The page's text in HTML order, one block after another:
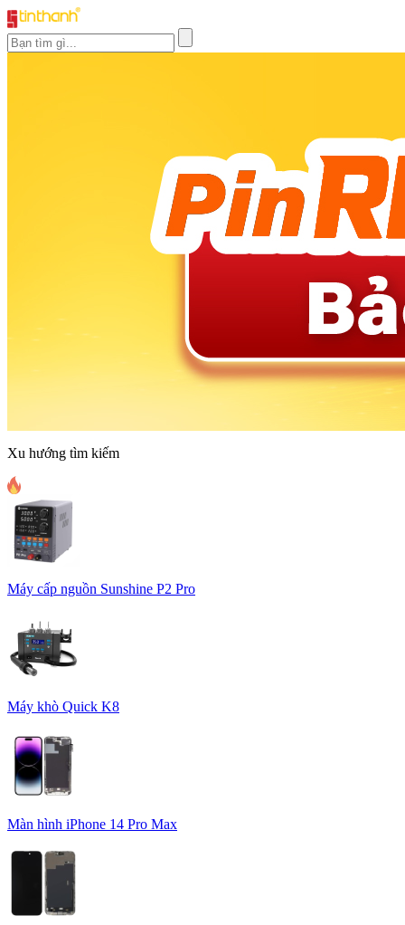
Xu hướng tìm kiếm
Máy cấp nguồn Sunshine P2 Pro
Máy khò Quick K8
Màn hình iPhone 14 Pro Max